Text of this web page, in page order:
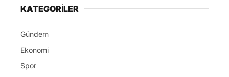
KATEGORİLER
Gündem
Ekonomi
Spor